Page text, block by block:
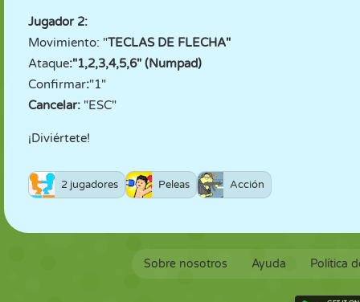
Jugador 2:
Movimiento: "TECLAS DE FLECHA"
Ataque:"1,2,3,4,5,6" (Numpad)
Confirmar:"1"
Cancelar: "ESC"
¡Diviértete!
2 jugadores Peleas Acción
Sobre nosotros Ayuda Política